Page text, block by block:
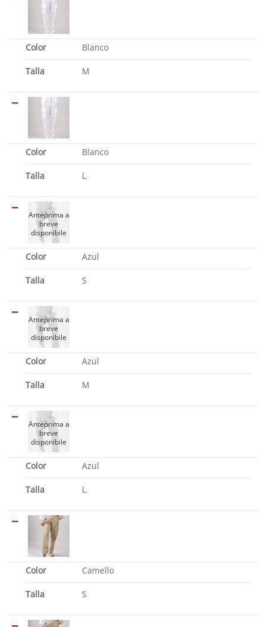
Color Blanco
Talla M
Color Blanco
Talla L
Color Azul
Talla S
Color Azul
Talla M
Color Azul
Talla L
Color Camello
Talla S